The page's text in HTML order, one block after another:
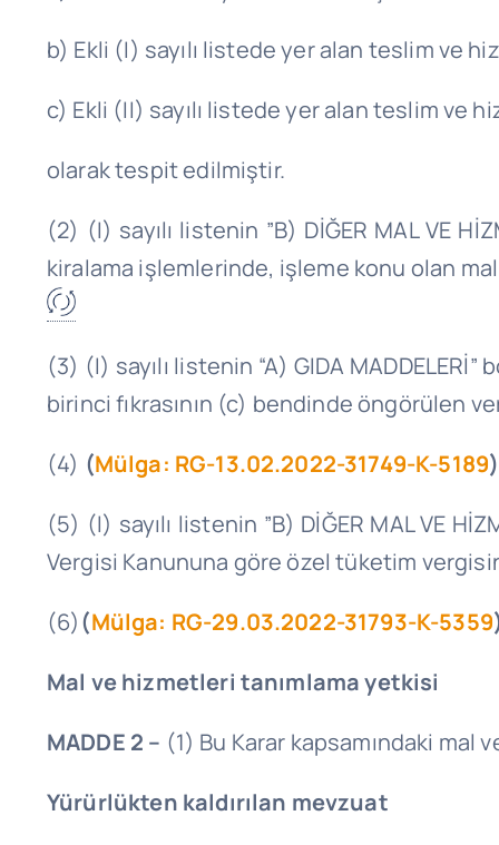
b) Ekli (I) sayılı listede yer alan teslim ve
c) Ekli (II) sayılı listede yer alan teslim ve
olarak tespit edilmiştir.
(2) (I) sayılı listenin ”B) DİĞER MAL VE
kiralama işlemlerinde, işleme konu olan
(3) (I) sayılı listenin “A) GIDA
birinci fıkrasının (c) bendinde öngörülen
(4) (Mülga: RG-13.02.2022-31749-K-5189
(5) (I) sayılı listenin ”B) DİĞER MAL VE
Vergisi Kanununa göre özel tüketim
(6)(Mülga: RG-29.03.2022-31793-K-5359
Mal ve hizmetleri tanımlama yetkisi
MADDE 2 – (1) Bu Karar kapsamındaki mal
Yürürlükten kaldırılan mevzuat